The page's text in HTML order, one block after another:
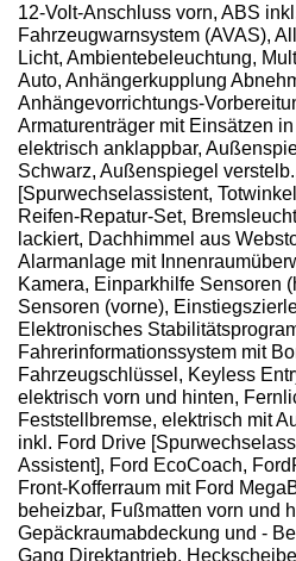
12-Volt-Anschluss vorn, ABS
Fahrzeugwarnsystem (AVAS),
Licht, Ambientebeleuchtung,
Auto, Anhängerkupplung
Anhängevorrichtungs-
Armaturenträger mit Einsätzen
elektrisch anklappbar,
Schwarz, Außenspiegel
[Spurwechselassistent,
Reifen-Repatur-Set,
lackiert, Dachhimmel aus
Alarmanlage mit
Kamera, Einparkhilfe Sensoren
Sensoren (vorne),
Elektronisches
Fahrerinformationssystem mit
Fahrzeugschlüssel, Keyless
elektrisch vorn und hinten,
Feststellbremse, elektrisch mit
inkl. Ford Drive
Assistent], Ford EcoCoach,
Front-Kofferraum mit Ford
beheizbar, Fußmatten vorn und
Gepäckraumabdeckung und -
Gang Direktantrieb,